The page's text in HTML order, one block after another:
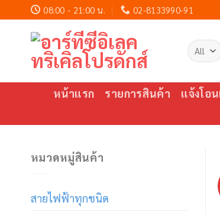
content
08:00 - 21:00 น. 02-8133990-91
หน้าแรก รายการสินค้า แจ้งโอน
หมวดหมู่สินค้า
สายไฟฟ้าทุกชนิด